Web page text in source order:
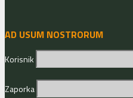
AD USUM NOSTRORUM
Korisnik
Zaporka